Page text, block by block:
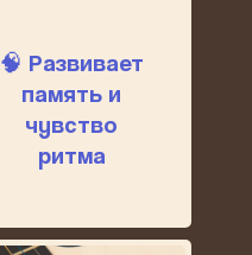
🧠 Развивает
память и
чувство
ритма